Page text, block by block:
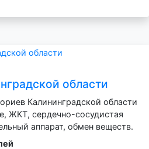
области
Калининградской области
ЖКТ, сердечно-сосудистая
аппарат, обмен веществ.